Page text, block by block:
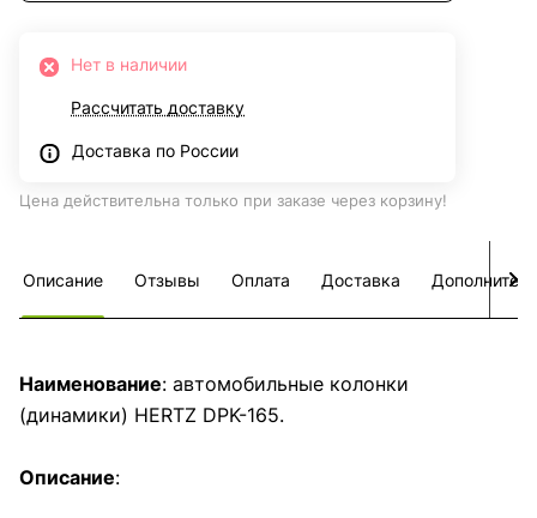
Нет в наличии
Рассчитать доставку
Доставка по России
Цена действительна только при заказе через корзину!
Описание Отзывы Оплата Доставка
Наименование: автомобильные колонки
(динамики) HERTZ DPK-165.
Описание: